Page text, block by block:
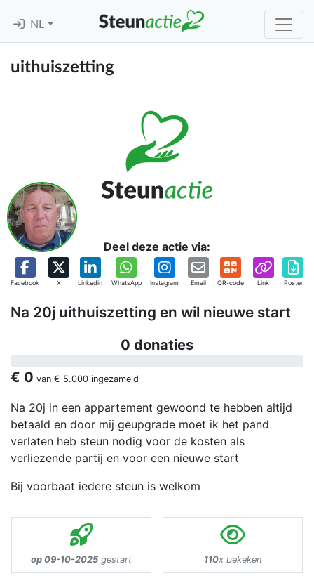
NL
uithuiszetting
Deel deze actie via:
Facebook X Linkedin WhatsApp Instagram Email QR-code Link Poster
Na 20j uithuiszetting en wil nieuwe start
0 donaties
€ 0 van € 5.000 ingezameld
Na 20j in een appartement gewoond te hebben altijd
betaald en door mij geupgrade moet ik het pand
verlaten heb steun nodig voor de kosten als
verliezende partij en voor een nieuwe start
Bij voorbaat iedere steun is welkom
op 09-10-2025 gestart 110x bekeken